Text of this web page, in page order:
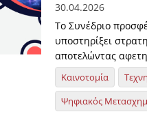
30.04.2026
Το Συνέδριο
υποστηρίξει
αποτελώντας
Καινοτομία
Ψηφιακός